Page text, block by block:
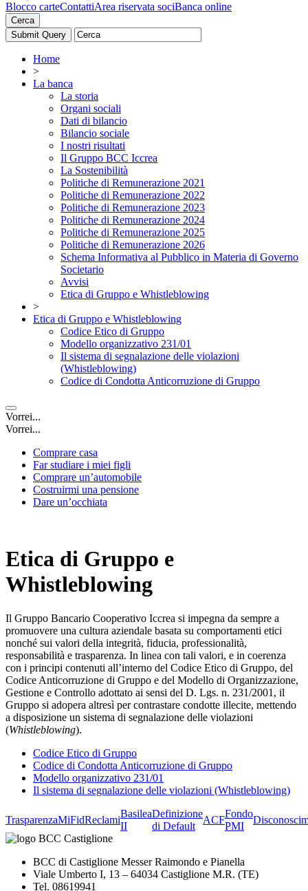
Blocco carteContattiArea riservata sociBanca online
Cerca
Home
>
La banca
La storia
Organi sociali
Dati di bilancio
Bilancio sociale
I nostri risultati
Il Gruppo BCC Iccrea
La Sostenibilità
Politiche di Remunerazione 2021
Politiche di Remunerazione 2022
Politiche di Remunerazione 2023
Politiche di Remunerazione 2024
Politiche di Remunerazione 2025
Politiche di Remunerazione 2026
Schema Informativa al Pubblico in Materia di Governo
Societario
Avvisi
Etica di Gruppo e Whistleblowing
>
Etica di Gruppo e Whistleblowing
Codice Etico di Gruppo
Modello organizzativo 231/01
Il sistema di segnalazione delle violazioni
(Whistleblowing)
Codice di Condotta Anticorruzione di Gruppo
Vorrei...
Vorrei...
Comprare casa
Far studiare i miei figli
Comprare un’automobile
Costruirmi una pensione
Dare un’occhiata
Etica di Gruppo e
Whistleblowing
Il Gruppo Bancario Cooperativo Iccrea si impegna da sempre a
promuovere una cultura aziendale basata su comportamenti etici
nonché sui valori della integrità, fiducia, professionalità,
responsabilità e trasparenza. In linea con tali valori, e in coerenza
con i principi contenuti all’interno del Codice Etico di Gruppo, del
Codice Anticorruzione di Gruppo e del Modello di Organizzazione,
Gestione e Controllo adottato ai sensi del D. Lgs. n. 231/2001, il
Gruppo si adopera altresì per contrastare condotte illecite, mettendo
a disposizione un sistema di segnalazione delle violazioni
(Whistleblowing).
Codice Etico di Gruppo
Codice di Condotta Anticorruzione di Gruppo
Modello organizzativo 231/01
Il sistema di segnalazione delle violazioni (Whistleblowing)
TrasparenzaMiFidReclami
Basilea
II
Definizione
di Default
ACF
Fondo
PMI
BCC di Castiglione Messer Raimondo e Pianella
Viale Umberto I, 13 – 64034 Castiglione M.R. (TE)
Tel. 08619941